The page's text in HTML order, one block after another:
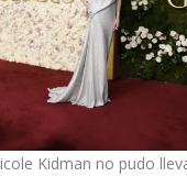
Kidman no pudo